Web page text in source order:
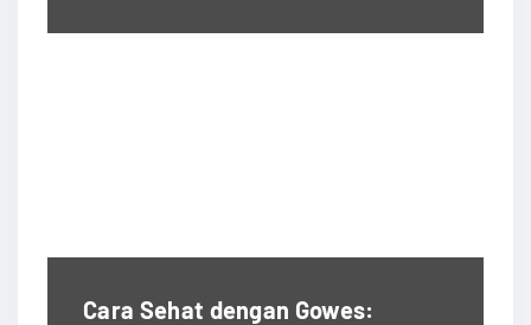
Cara Sehat dengan Gowes: